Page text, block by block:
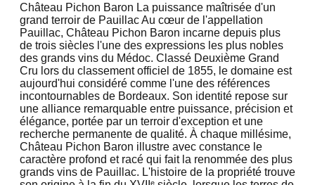
Château Pichon Baron La puissance maîtrisée d'un
grand terroir de Pauillac Au cœur de l'appellation
Pauillac, Château Pichon Baron incarne depuis plus
de trois siècles l'une des expressions les plus nobles
des grands vins du Médoc. Classé Deuxième Grand
Cru lors du classement officiel de 1855, le domaine est
aujourd'hui considéré comme l'une des références
incontournables de Bordeaux. Son identité repose sur
une alliance remarquable entre puissance, précision et
élégance, portée par un terroir d'exception et une
recherche permanente de qualité. À chaque millésime,
Château Pichon Baron illustre avec constance le
caractère profond et racé qui fait la renommée des plus
grands vins de Pauillac. L'histoire de la propriété trouve